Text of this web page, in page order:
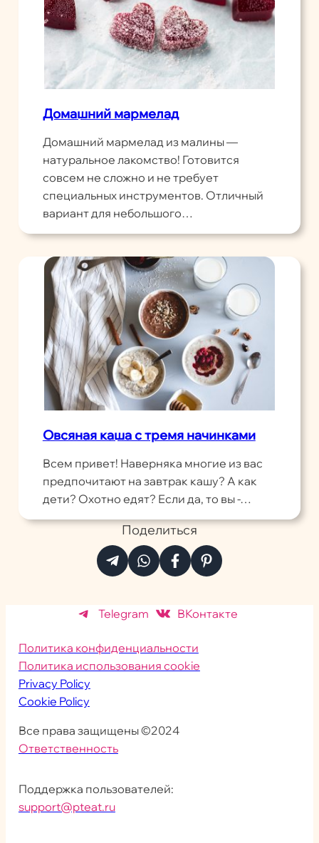
Домашний мармелад
Домашний мармелад из малины —
натуральное лакомство! Готовится
совсем не сложно и не требует
специальных инструментов. Отличный
вариант для небольшого…
Овсяная каша с тремя начинками
Всем привет! Наверняка многие из вас
предпочитают на завтрак кашу? А как
дети? Охотно едят? Если да, то вы -…
Поделиться
Telegram ВКонтакте
Политика конфиденциальности
Политика использования cookie
Privacy Policy
Cookie Policy
Все права защищены ©2024
Ответственность
Поддержка пользователей:
support@pteat.ru